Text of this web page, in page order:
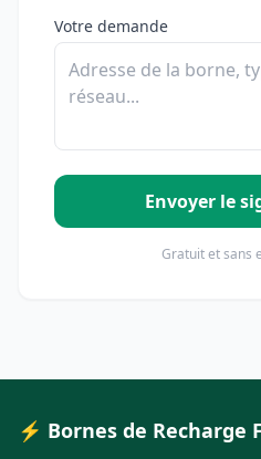
Votre demande
Envoyer le
Gratuit et sans
⚡ Bornes de Recharge